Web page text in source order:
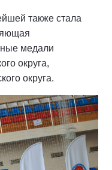
также стала
медали
округа,
округа.